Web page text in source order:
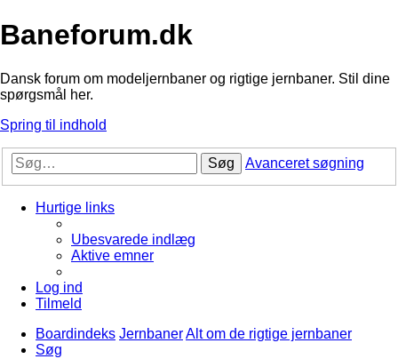
Baneforum.dk
Dansk forum om modeljernbaner og rigtige jernbaner. Stil dine
spørgsmål her.
Spring til indhold
Søg Avanceret søgning
Hurtige links
Ubesvarede indlæg
Aktive emner
Log ind
Tilmeld
Boardindeks JernbanerAlt om de rigtige jernbaner
Søg